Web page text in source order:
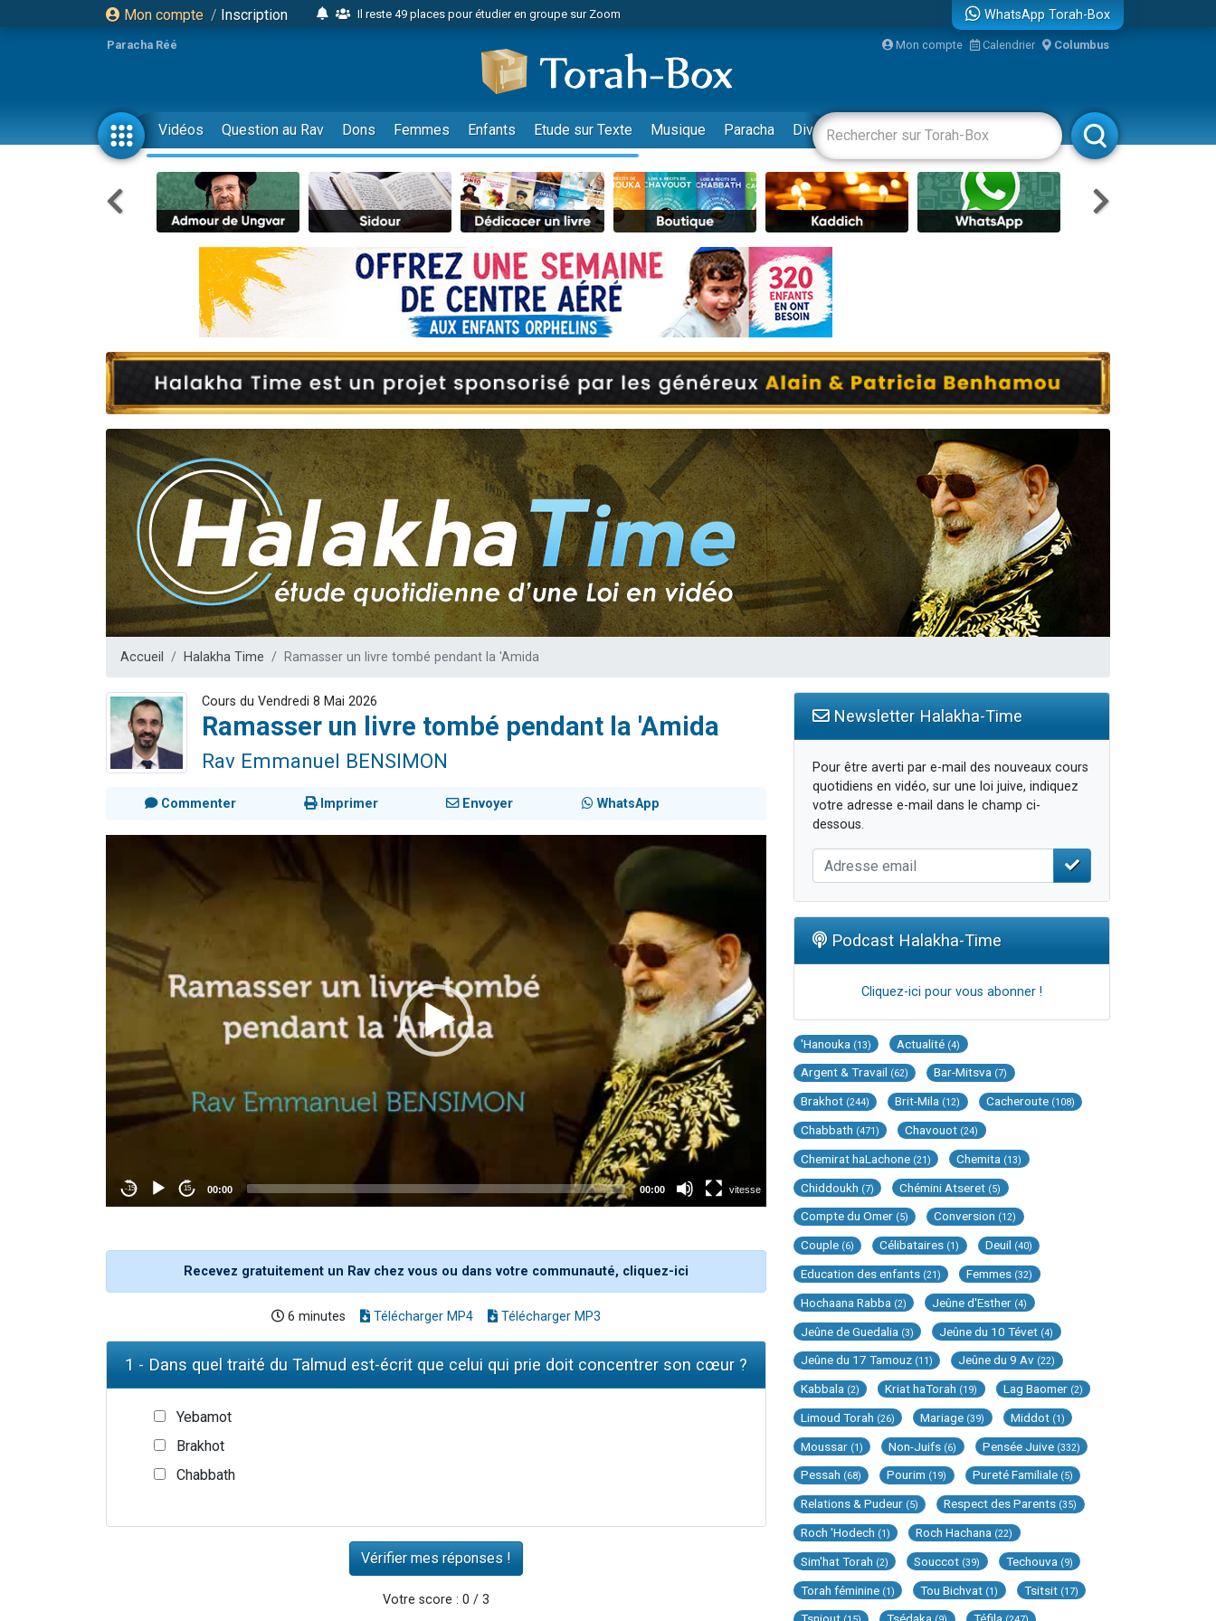
Mon compte / Inscription
Il reste 49 places pour étudier en groupe sur Zoom
2 personnes viennent de nous rejoindre sur WhatsApp
6 personnes viennent de nous rejoindre sur WhatsApp
4 personnes viennent de faire un don pour Reloger Rivka, 6 enfants, victime de violences...
2 personnes viennent de faire un don pour 1 Journée de Vacances Pour les Enfants
17 personnes viennent de demander une bénédiction
4 personnes viennent de nous rejoindre sur WhatsApp
Il reste 49 places pour étudier en groupe sur Zoom
Eva vient de donner son Maasser
4 personnes viennent de nous rejoindre sur WhatsApp
3 personnes viennent de nous rejoindre sur WhatsApp
Odaya vient de donner son Maasser
2 personnes viennent de nous rejoindre sur WhatsApp
30 personnes viennent de faire un don pour Sauvez la jambe de Yohan
Il reste 49 places pour étudier en groupe sur Zoom
12 nouvelles musiques dans Torah-Box Music
29 personnes viennent de demander une bénédiction
WhatsApp Torah-Box
Paracha Réé Mon compte Calendrier Columbus
Vidéos Question au Rav Dons Femmes Enfants Etude sur Texte Musique Paracha Divertissements Livres Rabbanim
Accueil Halakha Time Ramasser un livre tombé pendant la 'Amida
Cours du Vendredi 8 Mai 2026
Ramasser un livre tombé pendant la 'Amida
Rav Emmanuel BENSIMON
Commenter Imprimer Envoyer WhatsApp
Recevez gratuitement un Rav chez vous ou dans votre communauté, cliquez-ici
6 minutes Télécharger MP4 Télécharger MP3
1 - Dans quel traité du Talmud est-écrit que celui qui prie doit concentrer son cœur ?
Yebamot
Brakhot
Chabbath
Votre score : 0 / 3
Newsletter Halakha-Time
Pour être averti par e-mail des nouveaux cours
quotidiens en vidéo, sur une loi juive, indiquez
votre adresse e-mail dans le champ ci-
dessous.
Podcast Halakha-Time
Cliquez-ici pour vous abonner !
'Hanouka (13) Actualité (4)
Argent & Travail (62) Bar-Mitsva (7)
Brakhot (244) Brit-Mila (12) Cacheroute (108)
Chabbath (471) Chavouot (24)
Chemirat haLachone (21) Chemita (13)
Chiddoukh (7) Chémini Atseret (5)
Compte du Omer (5) Conversion (12)
Couple (6) Célibataires (1) Deuil (40)
Education des enfants (21) Femmes (32)
Hochaana Rabba (2) Jeûne d'Esther (4)
Jeûne de Guedalia (3) Jeûne du 10 Tévet (4)
Jeûne du 17 Tamouz (11) Jeûne du 9 Av (22)
Kabbala (2) Kriat haTorah (19) Lag Baomer (2)
Limoud Torah (26) Mariage (39) Middot (1)
Moussar (1) Non-Juifs (6) Pensée Juive (332)
Pessah (68) Pourim (19) Pureté Familiale (5)
Relations & Pudeur (5) Respect des Parents (35)
Roch 'Hodech (1) Roch Hachana (22)
Sim'hat Torah (2) Souccot (39) Techouva (9)
Torah féminine (1) Tou Bichvat (1) Tsitsit (17)